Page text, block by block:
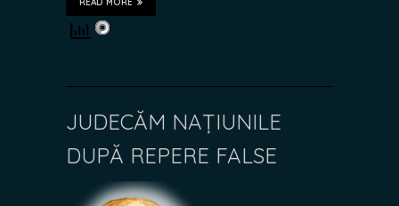
JUDECĂM NAȚIUNILE
DUPĂ REPERE FALSE